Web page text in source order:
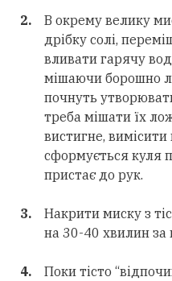
В окрему велику
дрібку солі,
вливати гарячу
мішаючи борошно
почнуть
треба мішати їх
вистигне,
сформується куля
пристає до рук.
Накрити миску з
на 30-40 хвилин за
Поки тісто